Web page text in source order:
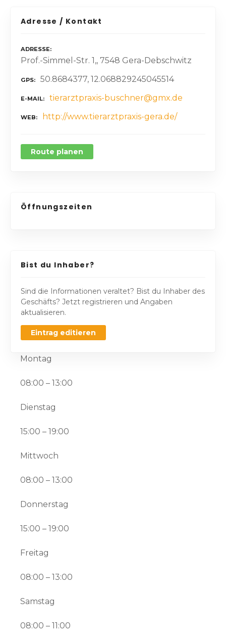
Adresse / Kontakt
ADRESSE
Prof.-Simmel-Str. 1,, 7548 Gera-Debschwitz
GPS 50.8684377, 12.068829245045514
E-MAIL tierarztpraxis-buschner@gmx.de
WEB http://www.tierarztpraxis-gera.de/
Route planen
Öffnungszeiten
Bist du Inhaber?
Sind die Informationen veraltet? Bist du Inhaber des
Geschäfts? Jetzt registrieren und Angaben
aktualisieren.
Eintrag editieren
Montag
08:00 – 13:00
Dienstag
15:00 – 19:00
Mittwoch
08:00 – 13:00
Donnerstag
15:00 – 19:00
Freitag
08:00 – 13:00
Samstag
08:00 – 11:00